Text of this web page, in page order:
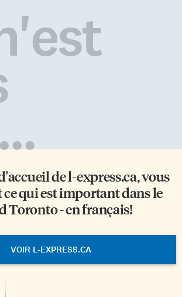
del-express.ca, vous
qui est important dans le
Toronto - en français!
VOIR L-EXPRESS.CA